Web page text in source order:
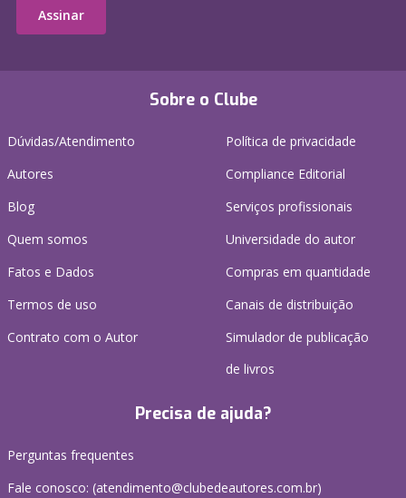
Sobre o Clube
Dúvidas/Atendimento
Autores
Blog
Quem somos
Fatos e Dados
Termos de uso
Contrato com o Autor
Política de privacidade
Compliance Editorial
Serviços profissionais
Universidade do autor
Compras em quantidade
Canais de distribuição
Simulador de publicação
de livros
Precisa de ajuda?
Perguntas frequentes
Fale conosco: (atendimento@clubedeautores.com.br)
Assinar